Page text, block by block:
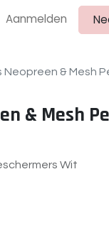
Aanmelden
Neopreen & Mesh
& Mesh
Wit